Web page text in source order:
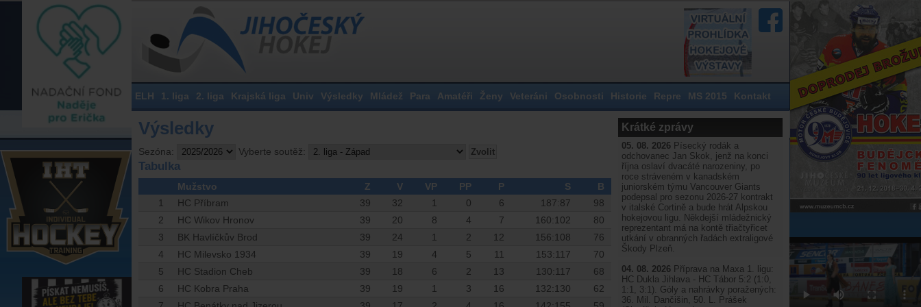
ELH 1. liga 2. liga Krajská liga Univ Výsledky Mládež Para Amatéři Ženy Veteráni Osobnosti Historie Repre MS 2015 Kontakt
Výsledky
Sezóna: Vyberte soutěž:
Tabulka
Mužstvo Z V VP PP P S
B
1
HC Příbram 39 32 1 0 6 187:87
98
2
HC Wikov Hronov 39 20 8 4 7 160:102
80
3
BK Havlíčkův Brod 39 24 1 2 12 156:108
76
4
HC Milevsko 1934 39 19 4 5 11 153:117
70
5
HC Stadion Cheb 39 18 6 2 13 130:117
68
6
HC Kobra Praha 39 19 1 3 16 132:130
62
Krátké zprávy
05. 08. 2026 Písecký rodák a
odchovanec Jan Skok, jenž na konci
října oslaví dvacáté narozeniny, po
roce stráveném v kanadském
juniorském týmu Vancouver Giants
podepsal pro sezonu 2026-27 kontrakt
v italské Cortině a bude hrát Alpskou
hokejovou ligu. Někdejší mládežnický
reprezentant má na kontě třiačtyřicet
utkání v obranných řadách extraligové
Škody Plzeň.
04. 08. 2026 Příprava na Maxa 1. ligu:
HC Dukla Jihlava - HC Tábor 5:2 (1:0,
1:1, 3:1). Góly a nahrávky poražených:
36. Mil. Dančišin, 50. L. Prášek